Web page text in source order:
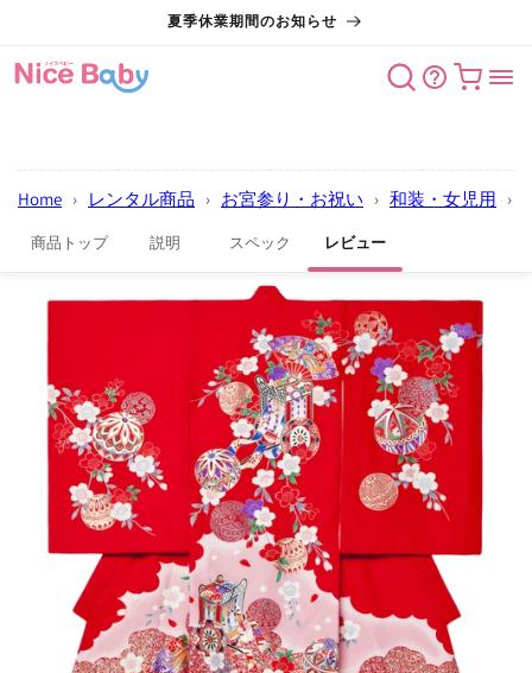
夏季休業期間のお知らせ
カート
Home › レンタル商品 › お宮参り・お祝い › 和装・女児用 ›
商品トップ 説明 スペック レビュー
にスキッ